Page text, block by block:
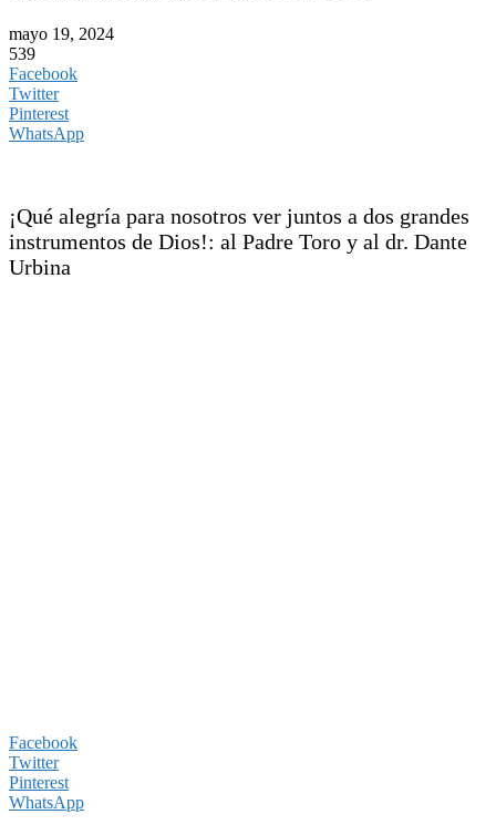
mayo 19, 2024
539
Facebook
Twitter
Pinterest
WhatsApp
¡Qué alegría para nosotros ver juntos a dos grandes
instrumentos de Dios!: al Padre Toro y al dr. Dante
Urbina
Facebook
Twitter
Pinterest
WhatsApp